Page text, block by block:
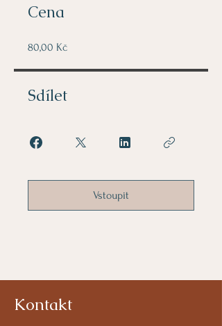
Cena
80,00 Kč
Sdílet
Vstoupit
Kontakt